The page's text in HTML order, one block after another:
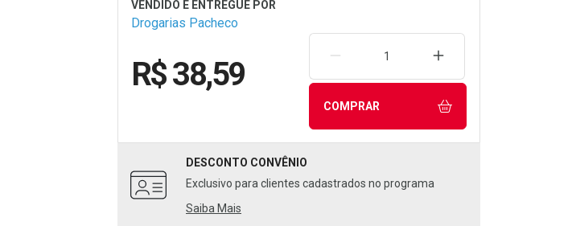
Drogarias Pacheco
R$ 38,59
REMOVER UMA UNIDADEAUMENTAR UMA
COMPRAR
DESCONTO CONVÊNIO
Exclusivo para clientes cadastrados no programa
Saiba Mais